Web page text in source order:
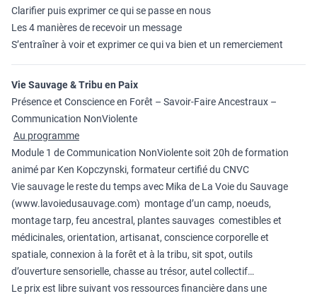
Clarifier puis exprimer ce qui se passe en nous
Les 4 manières de recevoir un message
S’entraîner à voir et exprimer ce qui va bien et un remerciement
Vie Sauvage & Tribu en Paix
Présence et Conscience en Forêt – Savoir-Faire Ancestraux –
Communication NonViolente
Au programme
Module 1 de Communication NonViolente soit 20h de formation
animé par Ken Kopczynski, formateur certifié du CNVC
Vie sauvage le reste du temps avec Mika de La Voie du Sauvage
(www.lavoiedusauvage.com) montage d’un camp, noeuds,
montage tarp, feu ancestral, plantes sauvages comestibles et
médicinales, orientation, artisanat, conscience corporelle et
spatiale, connexion à la forêt et à la tribu, sit spot, outils
d’ouverture sensorielle, chasse au trésor, autel collectif…
Le prix est libre suivant vos ressources financière dans une